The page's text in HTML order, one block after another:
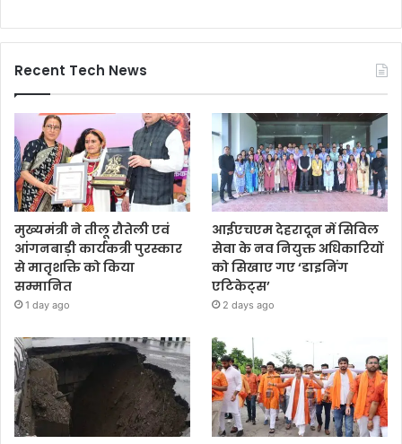
Recent Tech News
मुख्यमंत्री ने तीलू रौतेली एवं
आंगनबाड़ी कार्यकत्री पुरस्कार
से मातृशक्ति को किया
सम्मानित
1 day ago
आईएचएम देहरादून में सिविल
सेवा के नव नियुक्त अधिकारियों
को सिखाए गए ‘डाइनिंग
एटिकेट्स’
2 days ago